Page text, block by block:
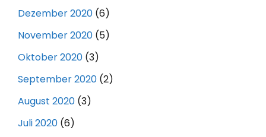
Dezember 2020 (6)
November 2020 (5)
Oktober 2020 (3)
September 2020 (2)
August 2020 (3)
Juli 2020 (6)